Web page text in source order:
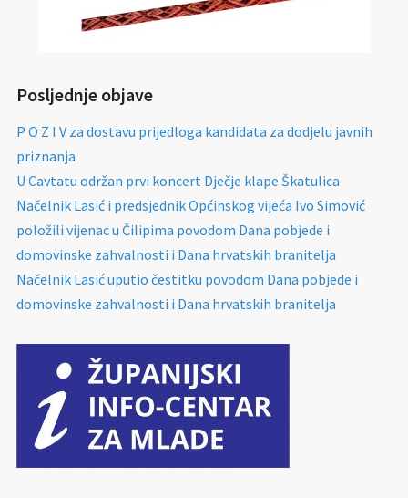
Posljednje objave
P O Z I V za dostavu prijedloga kandidata za dodjelu javnih
priznanja
U Cavtatu održan prvi koncert Dječje klape Škatulica
Načelnik Lasić i predsjednik Općinskog vijeća Ivo Simović
položili vijenac u Čilipima povodom Dana pobjede i
domovinske zahvalnosti i Dana hrvatskih branitelja
Načelnik Lasić uputio čestitku povodom Dana pobjede i
domovinske zahvalnosti i Dana hrvatskih branitelja